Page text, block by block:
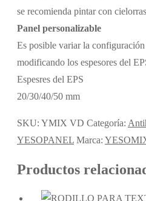
se recomienda pintar con
Panel personalizable
Es posible variar la
modificando los espesores del
Espesres del EPS
20/30/40/50 mm
SKU: YMIX VD Categoría:
YESOPANEL Marca:
Productos